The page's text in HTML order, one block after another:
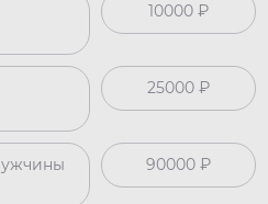
10000 ₽
25000 ₽
90000 ₽